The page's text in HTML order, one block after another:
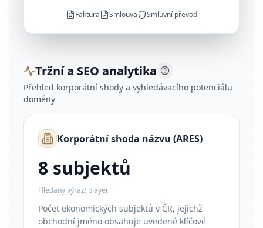
Faktura Smlouva Smluvní převod
Tržní a SEO analytika
Přehled korporátní shody a vyhledávacího potenciálu
domény
Korporátní shoda názvu (ARES)
8 subjektů
Hledaný výraz: player
Počet ekonomických subjektů v ČR, jejichž
obchodní jméno obsahuje uvedené klíčové